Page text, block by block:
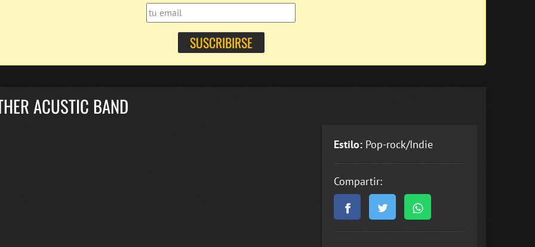
ACUSTIC BAND
Estilo: Pop-rock/Indie
Compartir: